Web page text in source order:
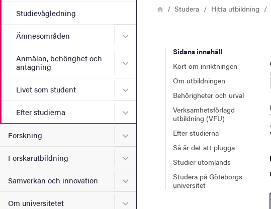
Studievägledning
Ämnesområden Undermeny för Ämnesområden
Anmälan, behörighet och
antagning
Undermeny för Anmälan, behörighet
Livet som student Undermeny för Livet som student
Efter studierna Undermeny för Efter studierna
Forskning Undermeny för Forskning
Forskarutbildning Undermeny för Forskarutbildning
Samverkan och innovation Undermeny för Samverkan och
Om universitetet Undermeny för Om universitetet
LänkstigHemStudera Hitta utbildning
Sidans innehåll
Kort om inriktningen
Om utbildningen
Behörigheter och urval
Verksamhetsförlagd
utbildning (VFU)
Efter studierna
Så är det att plugga
Studier utomlands
Studera på Göteborgs
universitet